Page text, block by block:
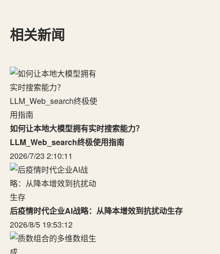
相关新闻
如何让本地大模型拥有实时搜索能力？
LLM_Web_search终极使用指南
2026/7/23 2:10:11
后疫情时代企业AI战略：从降本增效到抗扰动生存
2026/8/5 19:53:12